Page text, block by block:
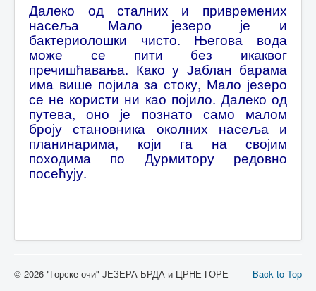
Далеко од сталних и привремених
насеља Мало језеро је и
бактериолошки чисто. Његова вода
може се пити без икаквог
пречишћавања. Како у Јаблан барама
има више појила за стоку, Мало језеро
се не користи ни као појило. Далеко од
путева, оно је познато само малом
броју становника околних насеља и
планинарима, који га на својим
походима по Дурмитору редовно
посећују.
Back to Top
© 2026 "Горске очи" ЈЕЗЕРА БРДА и ЦРНЕ ГОРЕ